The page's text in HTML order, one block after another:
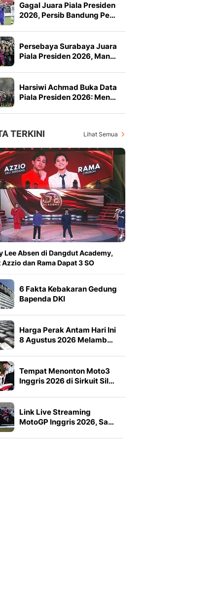
Gagal Juara Piala Presiden
2026, Persib Bandung Pe…
Persebaya Surabaya Juara
Piala Presiden 2026, Man…
Harsiwi Achmad Buka Data
Piala Presiden 2026: Men…
TERKINI Lihat Semua
Lee Absen di Dangdut Academy,
Azzio dan Rama Dapat 3 SO
6 Fakta Kebakaran Gedung
Bapenda DKI
Harga Perak Antam Hari Ini
8 Agustus 2026 Melamb…
Tempat Menonton Moto3
Inggris 2026 di Sirkuit Sil…
Link Live Streaming
MotoGP Inggris 2026, Sa…